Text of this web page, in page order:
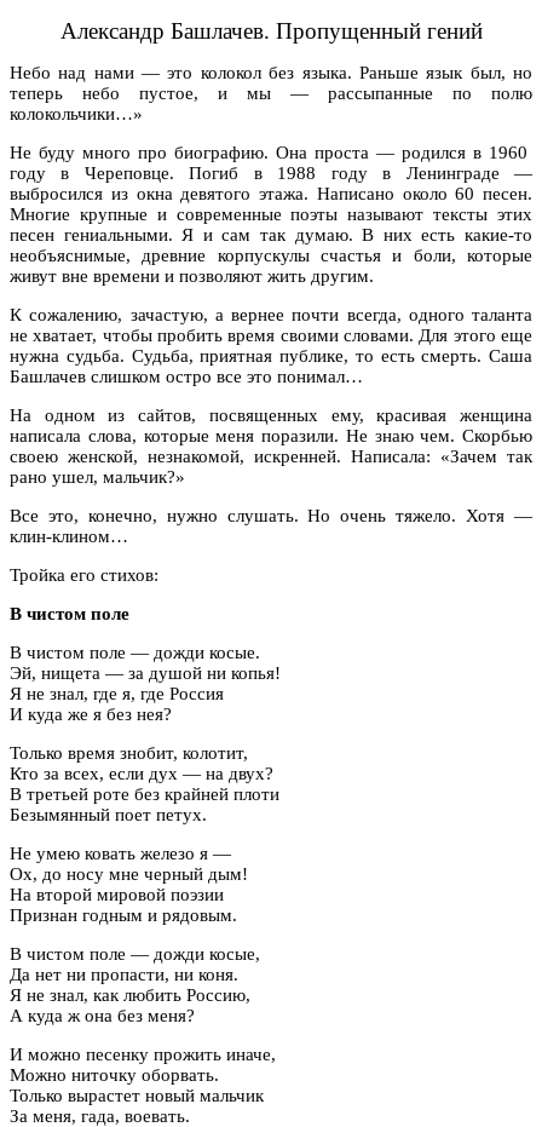
Александр Башлачев. Пропущенный гений
Небо над нами — это колокол без языка. Раньше язык был, но
теперь небо пустое, и мы — рассыпанные по полю
колокольчики…»
Не буду много про биографию. Она проста — родился в 1960
году в Череповце. Погиб в 1988 году в Ленинграде —
выбросился из окна девятого этажа. Написано около 60 песен.
Многие крупные и современные поэты называют тексты этих
песен гениальными. Я и сам так думаю. В них есть какие-то
необъяснимые, древние корпускулы счастья и боли, которые
живут вне времени и позволяют жить другим.
К сожалению, зачастую, а вернее почти всегда, одного таланта
не хватает, чтобы пробить время своими словами. Для этого еще
нужна судьба. Судьба, приятная публике, то есть смерть. Саша
Башлачев слишком остро все это понимал…
На одном из сайтов, посвященных ему, красивая женщина
написала слова, которые меня поразили. Не знаю чем. Скорбью
своею женской, незнакомой, искренней. Написала: «Зачем так
рано ушел, мальчик?»
Все это, конечно, нужно слушать. Но очень тяжело. Хотя —
клин-клином…
Тройка его стихов:
В чистом поле
В чистом поле — дожди косые.
Эй, нищета — за душой ни копья!
Я не знал, где я, где Россия
И куда же я без нея?
Только время знобит, колотит,
Кто за всех, если дух — на двух?
В третьей роте без крайней плоти
Безымянный поет петух.
Не умею ковать железо я —
Ох, до носу мне черный дым!
На второй мировой поэзии
Признан годным и рядовым.
В чистом поле — дожди косые,
Да нет ни пропасти, ни коня.
Я не знал, как любить Россию,
А куда ж она без меня?
И можно песенку прожить иначе,
Можно ниточку оборвать.
Только вырастет новый мальчик
За меня, гада, воевать.